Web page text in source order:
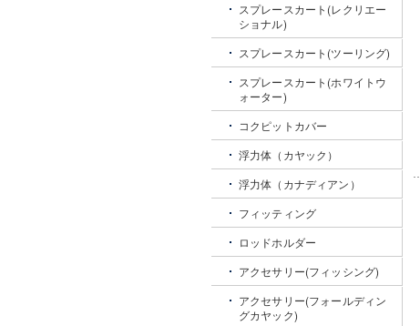
スプレースカート(レクリエー
ショナル)
スプレースカート(ツーリング)
スプレースカート(ホワイトウ
ォーター)
コクピットカバー
浮力体（カヤック）
浮力体（カナディアン）
フィッティング
ロッドホルダー
アクセサリー(フィッシング)
アクセサリー(フォールディン
グカヤック)